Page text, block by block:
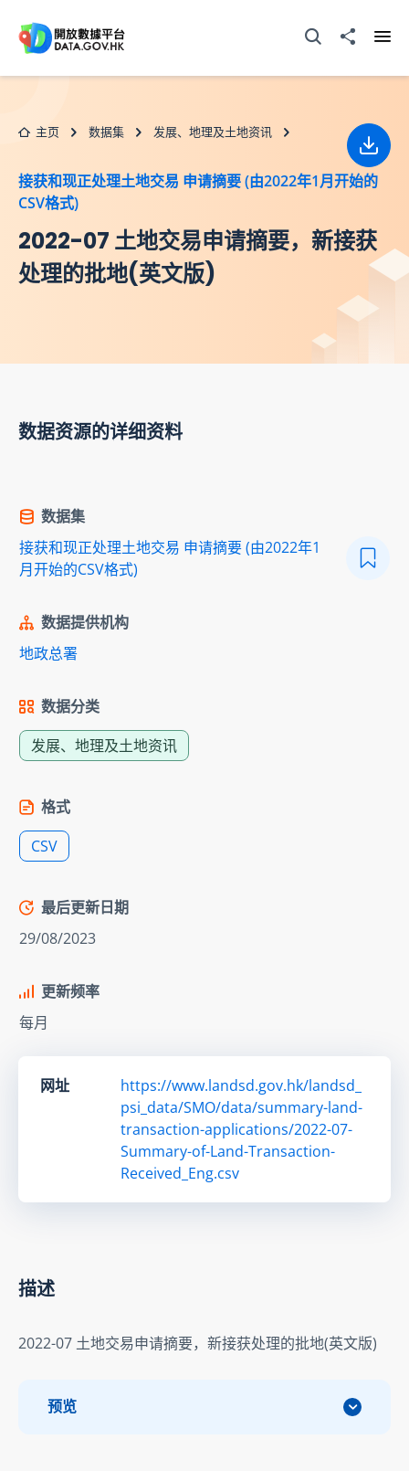
打开搜寻器分享至
主页 数据集 发展、地理及土地资讯
接获和现正处理土地交易 申请摘要 (由2022年1月开始的
CSV格式)
2022-07 土地交易申请摘要，新接获
处理的批地(英文版)
下载
数据资源的详细资料
数据集
接获和现正处理土地交易 申请摘要 (由2022年1
月开始的CSV格式)
数据提供机构
地政总署
数据分类
发展、地理及土地资讯
格式
CSV
最后更新日期
29/08/2023
更新频率
每月
网址
https://www.landsd.gov.hk/landsd_
psi_data/SMO/data/summary-land-
transaction-applications/2022-07-
Summary-of-Land-Transaction-
Received_Eng.csv
描述
2022-07 土地交易申请摘要，新接获处理的批地(英文版)
预览